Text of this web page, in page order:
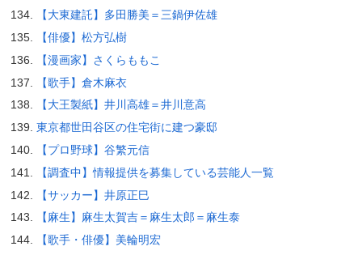
【大東建託】多田勝美＝三鍋伊佐雄
【俳優】松方弘樹
【漫画家】さくらももこ
【歌手】倉木麻衣
【大王製紙】井川高雄＝井川意高
東京都世田谷区の住宅街に建つ豪邸
【プロ野球】谷繁元信
【調査中】情報提供を募集している芸能人一覧
【サッカー】井原正巳
【麻生】麻生太賀吉＝麻生太郎＝麻生泰
【歌手・俳優】美輪明宏